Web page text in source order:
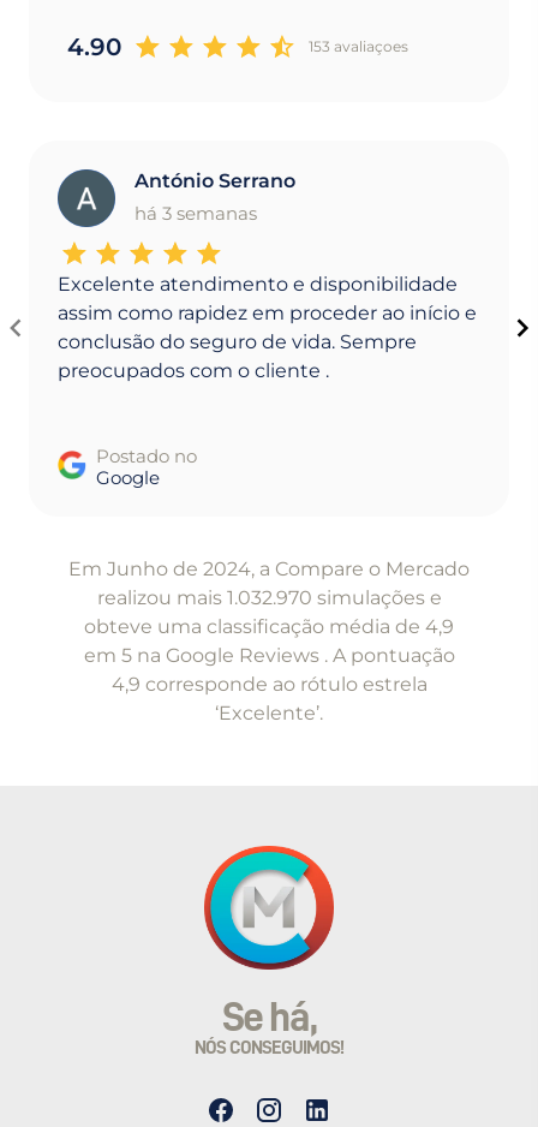
4.90 153 avaliaçoes
A
António Serrano
há 3 semanas
Excelente atendimento e disponibilidade
assim como rapidez em proceder ao início e
conclusão do seguro de vida. Sempre
preocupados com o cliente .
Postado no
Google
Em Junho de 2024, a Compare o Mercado
realizou mais 1.032.970 simulações e
obteve uma classificação média de 4,9
em 5 na Google Reviews . A pontuação
4,9 corresponde ao rótulo estrela
‘Excelente’.
Se há,
NÓS CONSEGUIMOS!